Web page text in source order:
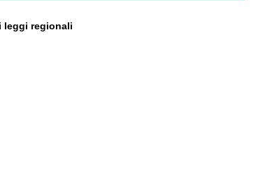
leggi regionali